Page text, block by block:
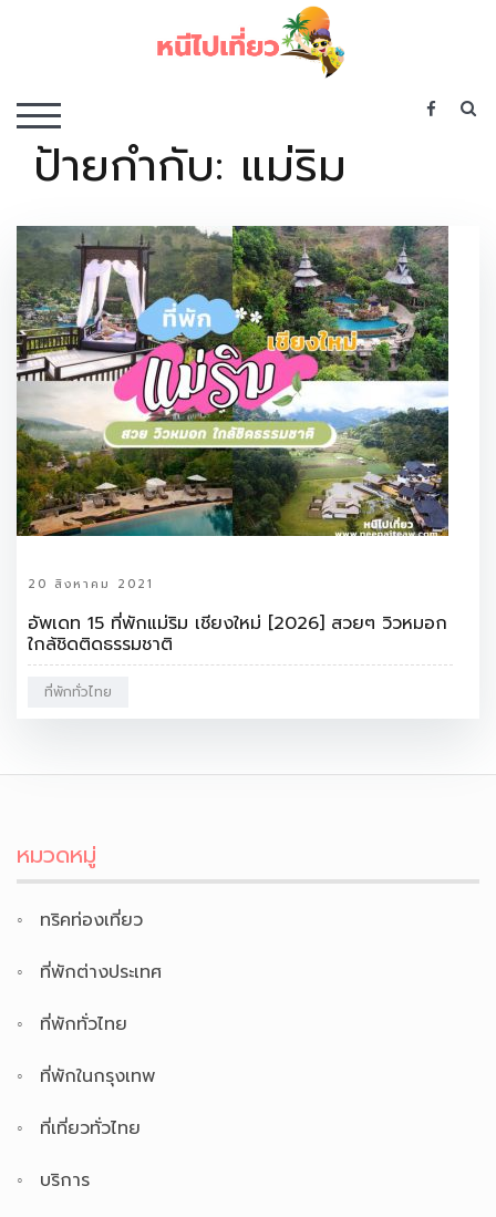
TOGGLE MOBILE MENU
ป้ายกำกับ: แม่ริม
20 สิงหาคม 2021
อัพเดท 15 ที่พักแม่ริม เชียงใหม่ [2026] สวยๆ วิวหมอก
ใกล้ชิดติดธรรมชาติ
ที่พักทั่วไทย
หมวดหมู่
ทริคท่องเที่ยว
ที่พักต่างประเทศ
ที่พักทั่วไทย
ที่พักในกรุงเทพ
ที่เที่ยวทั่วไทย
บริการ